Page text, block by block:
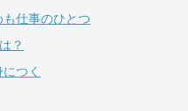
仕事のひとつ
？
つく